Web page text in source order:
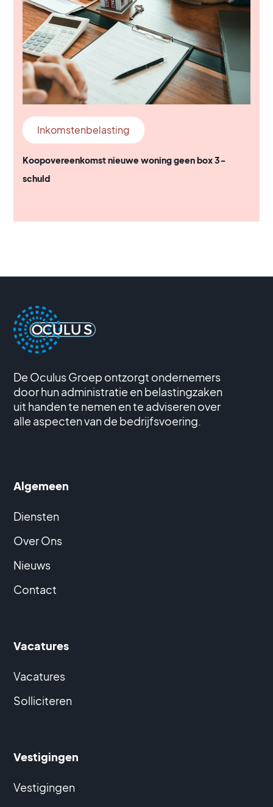
Inkomstenbelasting
Koopovereenkomst nieuwe woning geen box 3-
schuld
De Oculus Groep ontzorgt ondernemers
door hun administratie en belastingzaken
uit handen te nemen en te adviseren over
alle aspecten van de bedrijfsvoering.
Algemeen
Diensten
Over Ons
Nieuws
Contact
Vacatures
Vacatures
Solliciteren
Vestigingen
Vestigingen